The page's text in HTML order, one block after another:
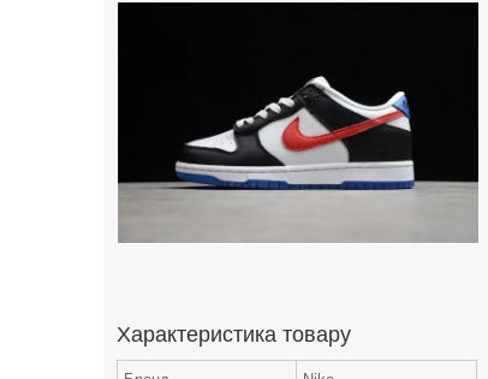
Характеристика товару